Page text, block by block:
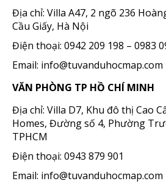
Địa chỉ: Villa A47, 2 ngõ 236
Cầu Giấy, Hà Nội
Điện thoại: 0942 209 198 – 0983
Email: info@tuvanduhocmap.com
VĂN PHÒNG TP HỒ CHÍ MINH
Địa chỉ: Villa D7, Khu đô thị Cao
Homes, Đường số 4, Phường
TPHCM
Điện thoại: 0943 879 901
Email: info@tuvanduhocmap.com